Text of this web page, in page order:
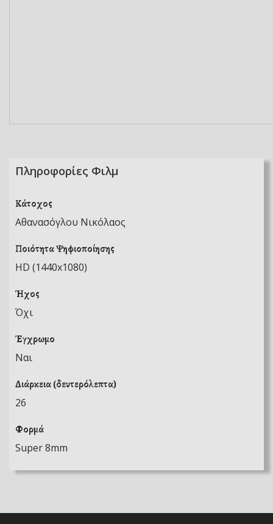
Πληροφορίες Φιλμ
Κάτοχος
Αθανασόγλου Νικόλαος
Ποιότητα Ψηφιοποίησης
HD (1440x1080)
Ήχος
Όχι
Έγχρωμο
Ναι
Διάρκεια (δευτερόλεπτα)
26
Φορμά
Super 8mm